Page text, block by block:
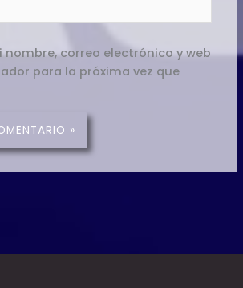
nombre, correo electrónico y web
para la próxima vez que